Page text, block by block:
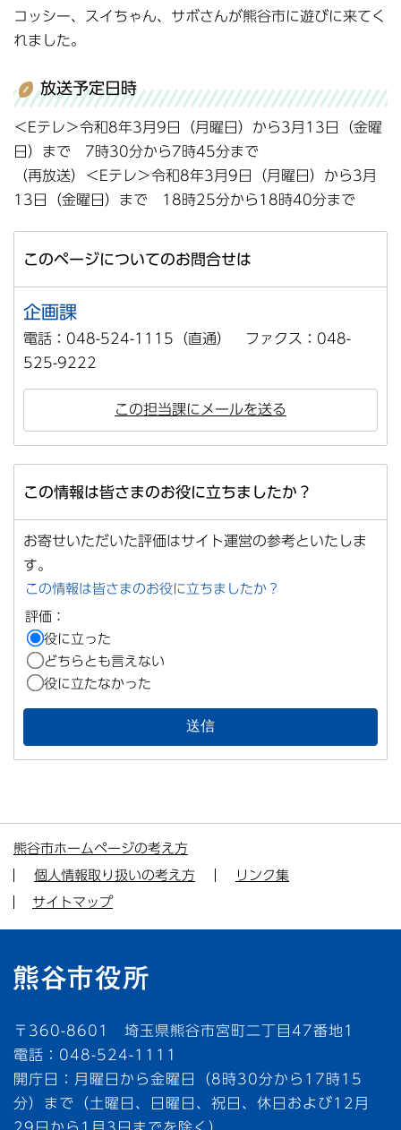
コッシー、スイちゃん、サボさんが熊谷市に遊びに来てく
れました。
放送予定日時
＜Eテレ＞令和8年3月9日（月曜日）から3月13日（金曜
日）まで 7時30分から7時45分まで
（再放送）＜Eテレ＞令和8年3月9日（月曜日）から3月
13日（金曜日）まで 18時25分から18時40分まで
このページについてのお問合せは
企画課
電話：048-524-1115（直通） ファクス：048-
525-9222
この担当課にメールを送る
この情報は皆さまのお役に立ちましたか？
お寄せいただいた評価はサイト運営の参考といたしま
す。
この情報は皆さまのお役に立ちましたか？
評価：
役に立った
どちらとも言えない
役に立たなかった
熊谷市ホームページの考え方
個人情報取り扱いの考え方
リンク集
サイトマップ
〒360-8601 埼玉県熊谷市宮町二丁目47番地1
電話：048-524-1111
開庁日：月曜日から金曜日（8時30分から17時15
分）まで（土曜日、日曜日、祝日、休日および12月